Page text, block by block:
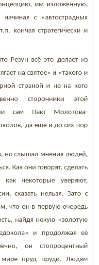
им изложенную,
с «автострадных
кончая стратегически и
Резун всё это делает из
на святое» и «такого и
страной и не на кого
сторонники этой
сам Пакт Молотова-
да ещё и до сих пор
но слышал мнения людей,
Как они говорят, сделать
некоторые уверяют,
сказать нельзя. Зато с
что он в первую очередь
найдя некую «золотую
и продолжая её
он стопроцентный
пруд пруди. Людям